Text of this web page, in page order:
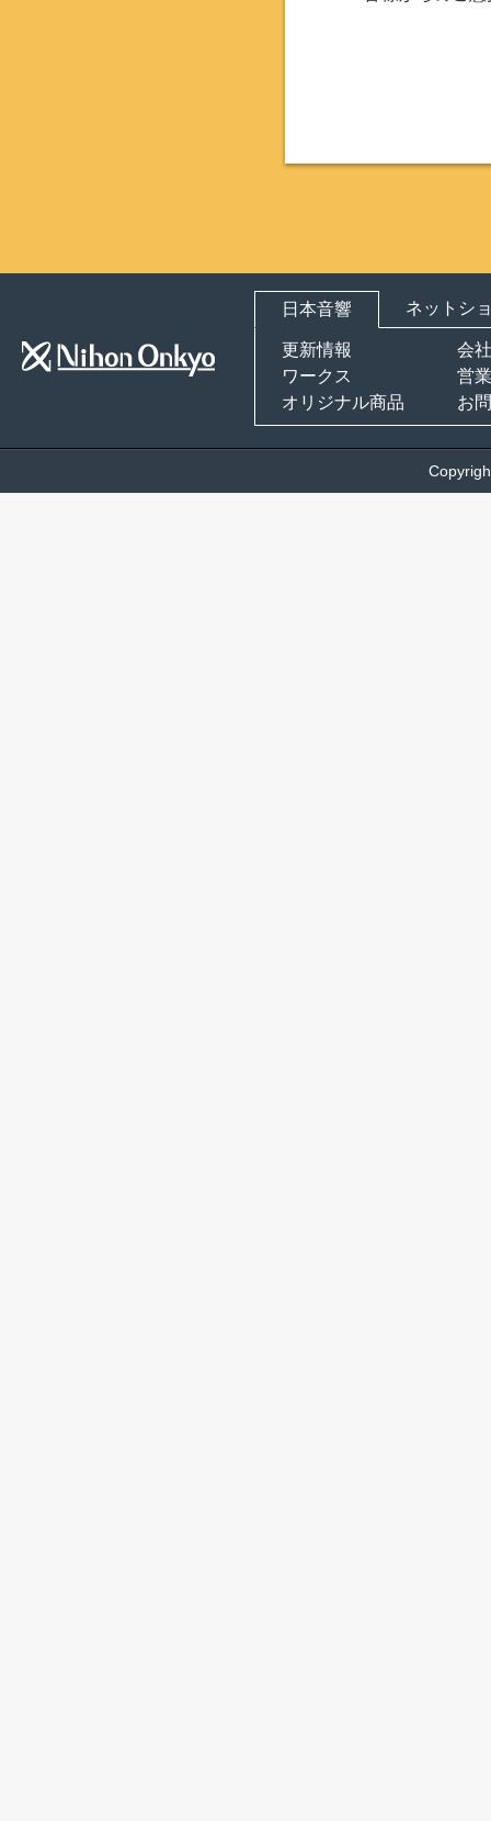
日本音響 ネットシ
更新情報
ワークス
オリジナル商品
会
営
お